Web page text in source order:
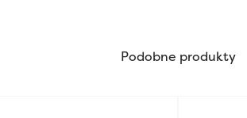
Podobne produkty